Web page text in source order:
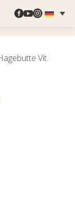

Vit.